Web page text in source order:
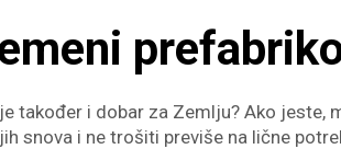
i dobar za Zemlju? Ako jeste,
snova i ne trošiti previše na lične